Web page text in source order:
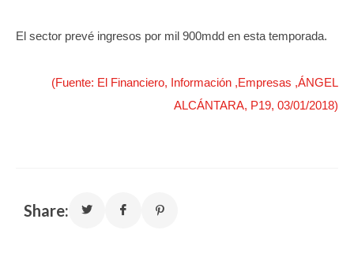
El sector prevé ingresos por mil 900mdd en esta temporada.
(Fuente: El Financiero, Información ,Empresas ,ÁNGEL
ALCÁNTARA, P19, 03/01/2018)
Share: